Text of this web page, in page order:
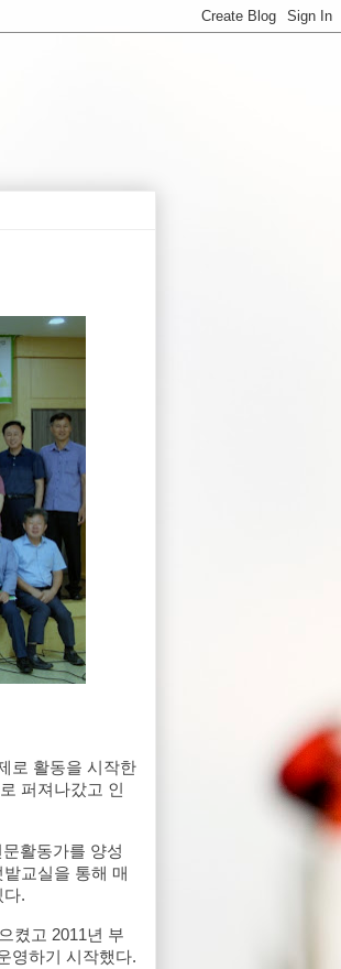
로 활동을 시작한
퍼져나갔고 인
활동가를 양성
교실을 통해 매
다.
켰고 2011년 부
영하기 시작했다.